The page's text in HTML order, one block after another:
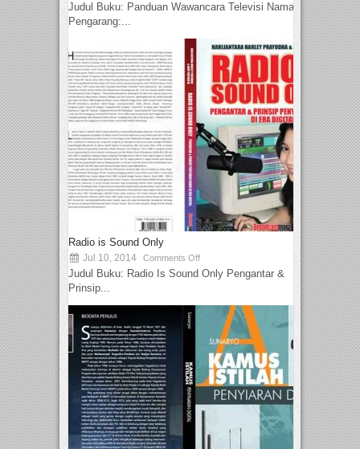
Judul Buku: Panduan Wawancara Televisi Nama
Pengarang:...
Radio is Sound Only
Jul 10, 2014 Comments Off
Judul Buku: Radio Is Sound Only Pengantar &
Prinsip...